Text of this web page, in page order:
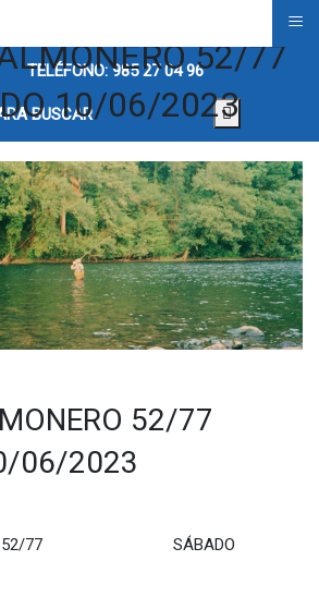
TELÉFONO: 985 27 04 96
BUSCAR
52/77
10/06/2023
52/77
06/2023
52/77 SÁBADO
≡